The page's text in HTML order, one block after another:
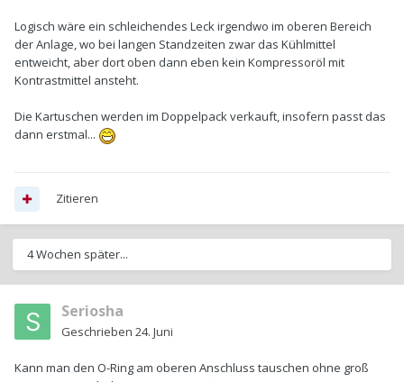
Logisch wäre ein schleichendes Leck irgendwo im oberen Bereich
der Anlage, wo bei langen Standzeiten zwar das Kühlmittel
entweicht, aber dort oben dann eben kein Kompressoröl mit
Kontrastmittel ansteht.
Die Kartuschen werden im Doppelpack verkauft, insofern passt das
dann erstmal...
Zitieren
4 Wochen später...
Seriosha
Geschrieben 24. Juni
Kann man den O-Ring am oberen Anschluss tauschen ohne groß